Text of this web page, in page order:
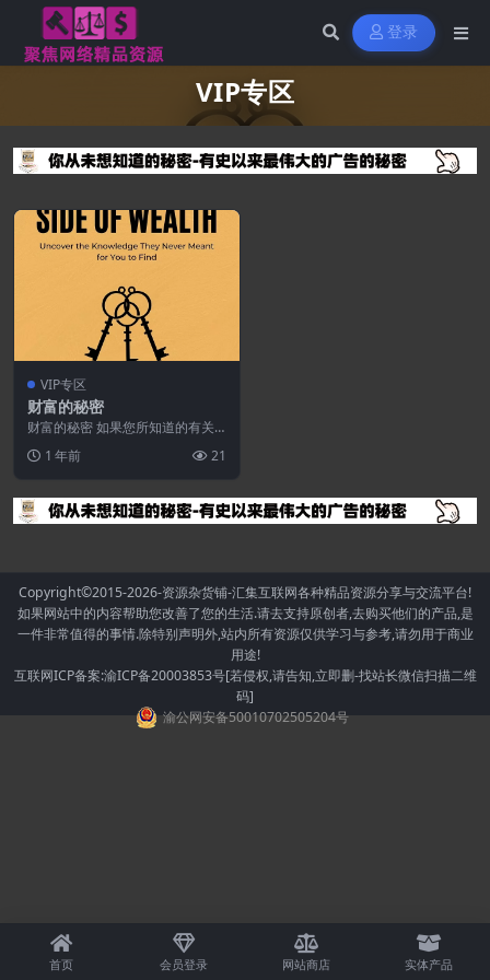
登录
VIP专区
VIP专区
财富的秘密
财富的秘密 如果您所知道的有关
《财富的秘密》不仅仅是...
1 年前 21
Copyright©2015-2026-资源杂货铺-汇集互联网各种精品资源分享与交流平台!
如果网站中的内容帮助您改善了您的生活.请去支持原创者,去购买他们的产品,是
一件非常值得的事情.除特别声明外,站内所有资源仅供学习与参考,请勿用于商业
用途!
互联网ICP备案:渝ICP备20003853号[若侵权,请告知,立即删-找站长微信扫描二维
码]
渝公网安备50010702505204号
首页 会员登录 网站商店 实体产品